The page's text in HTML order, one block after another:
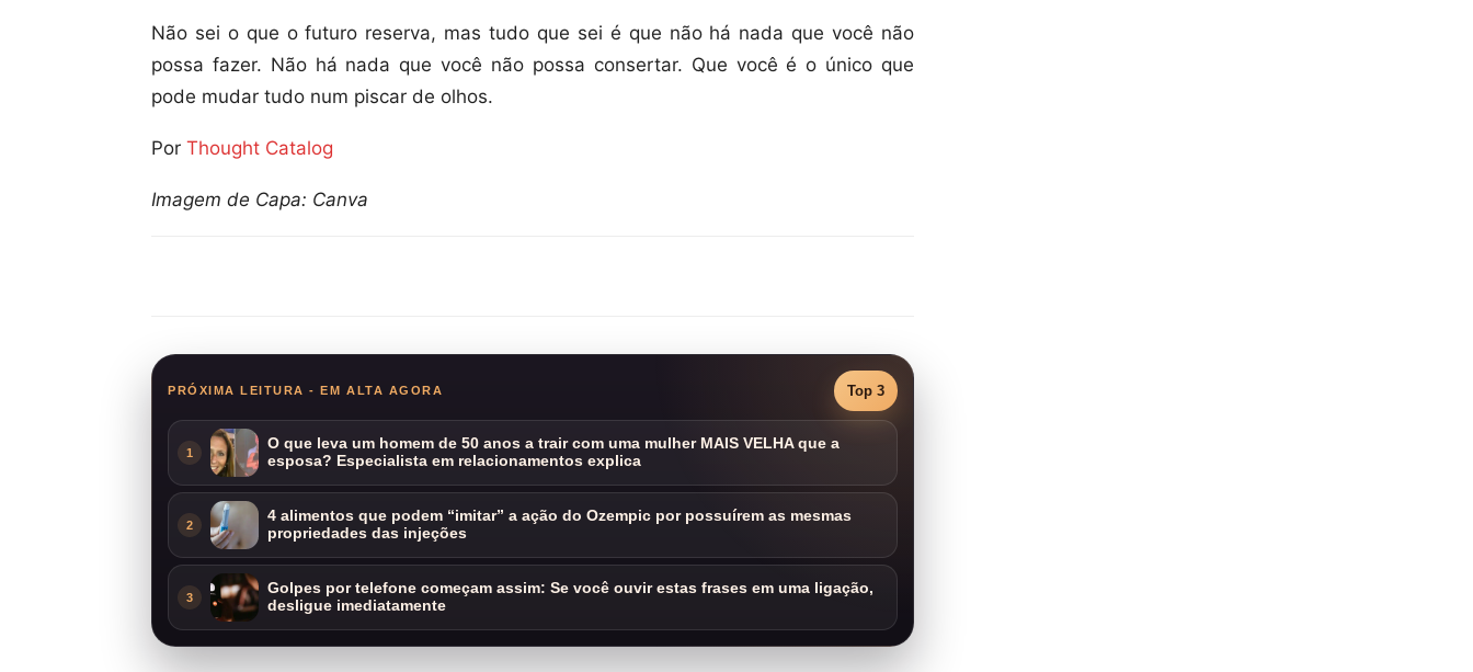
Não sei o que o futuro reserva, mas tudo que sei é que não há nada que você não
possa fazer. Não há nada que você não possa consertar. Que você é o único que
pode mudar tudo num piscar de olhos.
Por Thought Catalog
Imagem de Capa: Canva
PRÓXIMA LEITURA - EM ALTA AGORA Top 3
1
O que leva um homem de 50 anos a trair com uma mulher MAIS VELHA que a
esposa? Especialista em relacionamentos explica
2
4 alimentos que podem “imitar” a ação do Ozempic por possuírem as mesmas
propriedades das injeções
3
Golpes por telefone começam assim: Se você ouvir estas frases em uma ligação,
desligue imediatamente